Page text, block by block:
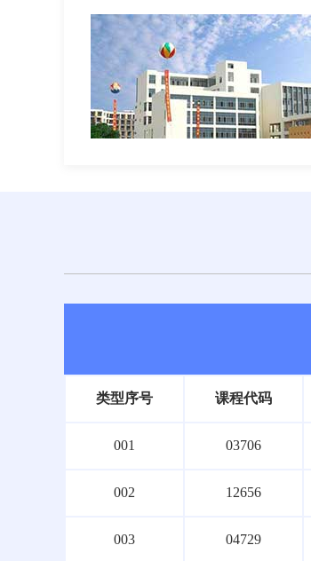
类型序号 课程代码
001 03706
002 12656
003 04729